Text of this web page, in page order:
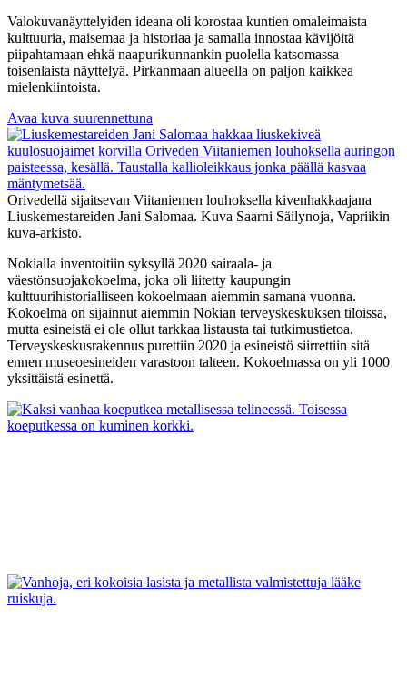
Valokuvanäyttelyiden ideana oli korostaa kuntien omaleimaista
kulttuuria, maisemaa ja historiaa ja samalla innostaa kävijöitä
piipahtamaan ehkä naapurikunnankin puolella katsomassa
toisenlaista näyttelyä. Pirkanmaan alueella on paljon kaikkea
mielenkiintoista.
Avaa kuva suurennettuna
Orivedellä sijaitsevan Viitaniemen louhoksella kivenhakkaajana
Liuskemestareiden Jani Salomaa. Kuva Saarni Säilynoja, Vapriikin
kuva-arkisto.
Nokialla inventoitiin syksyllä 2020 sairaala- ja
väestönsuojakokoelma, joka oli liitetty kaupungin
kulttuurihistorialliseen kokoelmaan aiemmin samana vuonna.
Kokoelma on sijainnut aiemmin Nokian terveyskeskuksen tiloissa,
mutta esineistä ei ole ollut tarkkaa listausta tai tutkimustietoa.
Terveyskeskusrakennus purettiin 2020 ja esineistö siirrettiin sitä
ennen museoesineiden varastoon talteen. Kokoelmassa on yli 1000
yksittäistä esinettä.